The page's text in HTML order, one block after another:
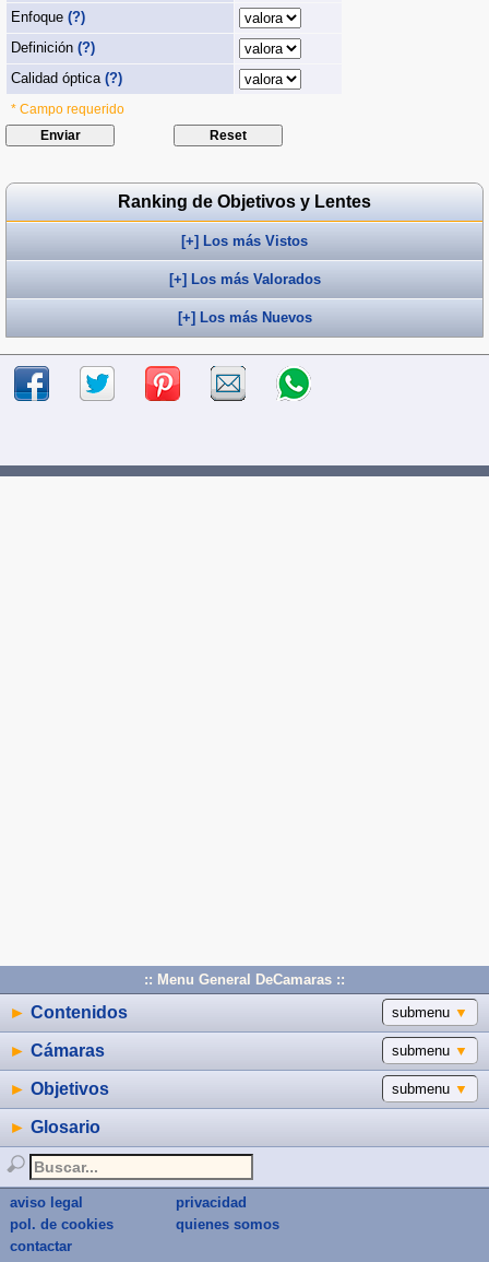
Enfoque (?)
Definición (?)
Calidad óptica (?)
* Campo requerido
Ranking de Objetivos y Lentes
[+] Los más Vistos
[+] Los más Valorados
[+] Los más Nuevos
:: Menu General DeCamaras ::
submenu ▼
► Contenidos
submenu ▼
► Cámaras
submenu ▼
► Objetivos
► Glosario
aviso legal
privacidad
pol. de cookies
quienes somos
contactar